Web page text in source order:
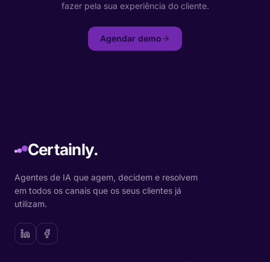
fazer pela sua experiência do cliente.
Agendar demo
Certainly.
Agentes de IA que agem, decidem e resolvem
em todos os canais que os seus clientes já
utilizam.